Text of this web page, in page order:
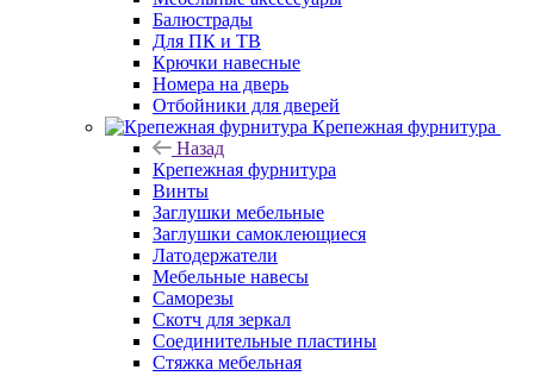
Балюстрады
Для ПК и ТВ
Крючки навесные
Номера на дверь
Отбойники для дверей
Крепежная фурнитура
Назад
Крепежная фурнитура
Винты
Заглушки мебельные
Заглушки самоклеющиеся
Латодержатели
Мебельные навесы
Саморезы
Скотч для зеркал
Соединительные пластины
Стяжка мебельная